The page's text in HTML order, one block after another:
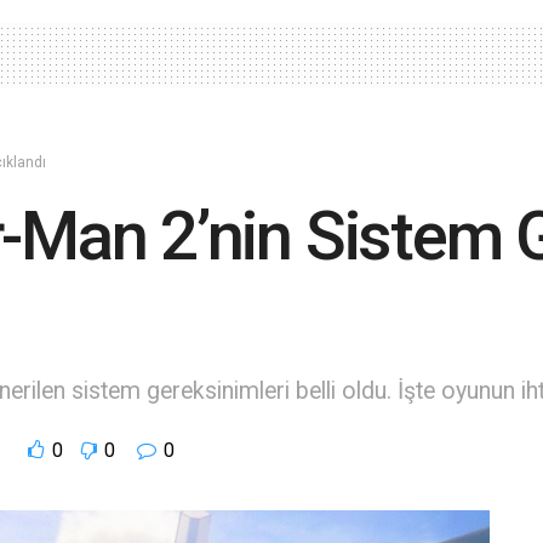
Man 2’nin Sistem
sistem gereksinimleri belli oldu. İşte oyunun
0 0 0